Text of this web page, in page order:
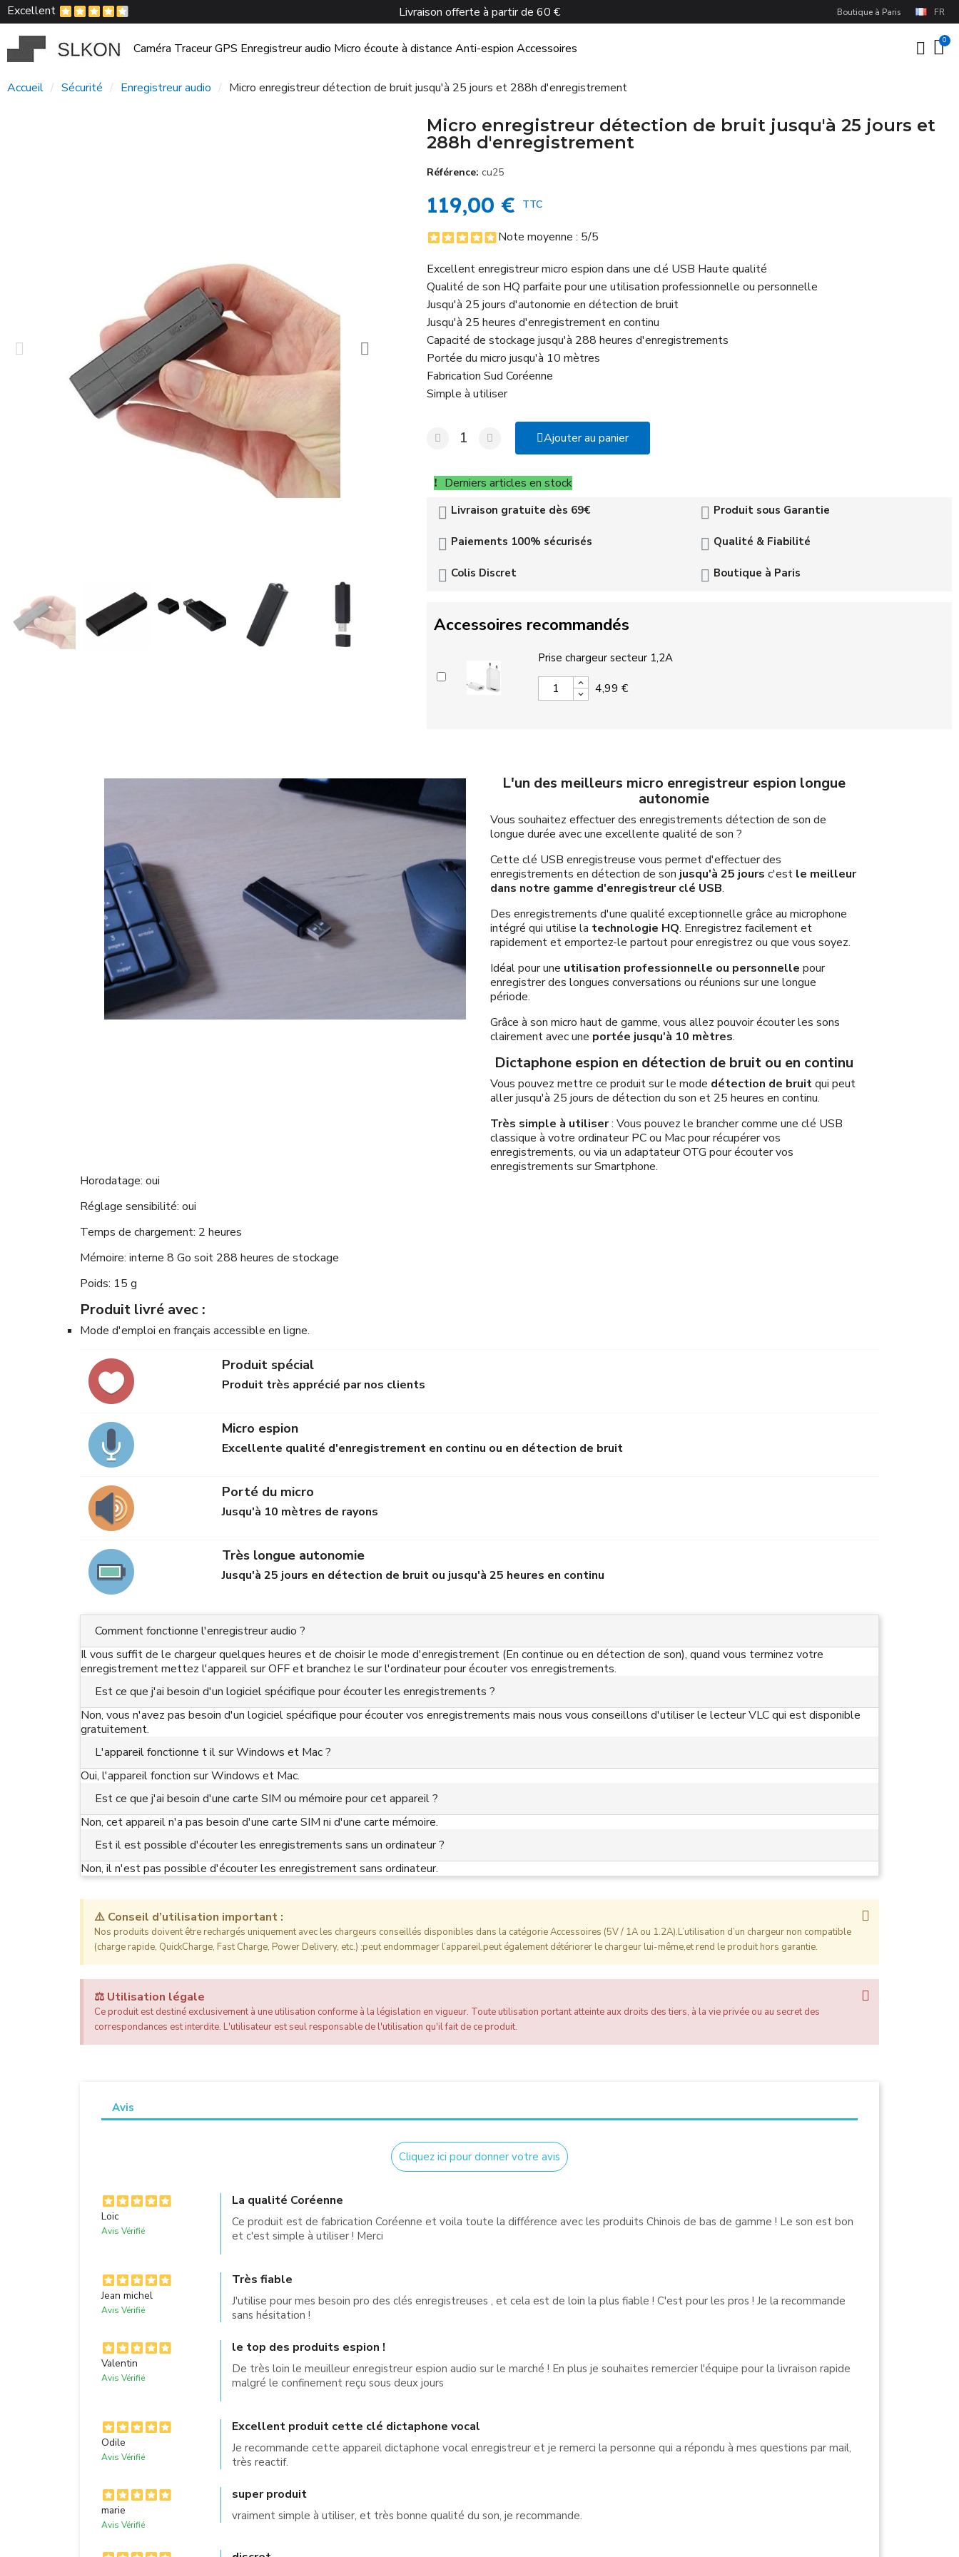
Excellent Livraison offerte à partir de 60 € Boutique à Paris FR
Caméra Traceur GPS Enregistreur audio Micro écoute à distance Anti-espion Accessoires
Accueil Sécurité Enregistreur audio Micro enregistreur détection de bruit jusqu'à 25 jours et 288h d'enregistrement
Micro enregistreur détection de bruit jusqu'à 25 jours et
288h d'enregistrement
Référence cu25
119,00 € TTC
Note moyenne : 5/5
Excellent enregistreur micro espion dans une clé USB Haute qualité
Qualité de son HQ parfaite pour une utilisation professionnelle ou personnelle
Jusqu'à 25 jours d'autonomie en détection de bruit
Jusqu'à 25 heures d'enregistrement en continu
Capacité de stockage jusqu'à 288 heures d'enregistrements
Portée du micro jusqu'à 10 mètres
Fabrication Sud Coréenne
Simple à utiliser
Ajouter au panier
Derniers articles en stock
Livraison gratuite dès 69€ Produit sous Garantie
Paiements 100% sécurisés Qualité & Fiabilité
Colis Discret Boutique à Paris
Accessoires recommandés
Prise chargeur secteur 1,2A
4,99 €
L'un des meilleurs micro enregistreur espion longue
autonomie
Vous souhaitez effectuer des enregistrements détection de son de
longue durée avec une excellente qualité de son ?
Cette clé USB enregistreuse vous permet d'effectuer des
enregistrements en détection de son jusqu'à 25 jours c'est le meilleur
dans notre gamme d'enregistreur clé USB.
Des enregistrements d'une qualité exceptionnelle grâce au microphone
intégré qui utilise la technologie HQ. Enregistrez facilement et
rapidement et emportez-le partout pour enregistrez ou que vous soyez.
Idéal pour une utilisation professionnelle ou personnelle pour
enregistrer des longues conversations ou réunions sur une longue
période.
Grâce à son micro haut de gamme, vous allez pouvoir écouter les sons
clairement avec une portée jusqu'à 10 mètres.
Dictaphone espion en détection de bruit ou en continu
Vous pouvez mettre ce produit sur le mode détection de bruitqui peut
aller jusqu'à 25 jours de détection du son et 25 heures en continu.
Très simple à utiliser: Vous pouvez le brancher comme une clé USB
classique à votre ordinateur PC ou Mac pour récupérer vos
enregistrements, ou via un adaptateur OTG pour écouter vos
enregistrements sur Smartphone.
Horodatage: oui
Réglage sensibilité: oui
Temps de chargement: 2 heures
Mémoire: interne 8 Go soit 288 heures de stockage
Poids: 15 g
Produit livré avec :
Mode d'emploi en français accessible en ligne.
Produit spécial
Produit très apprécié par nos clients
Micro espion
Excellente qualité d'enregistrement en continu ou en détection de bruit
Porté du micro
Jusqu'à 10 mètres de rayons
Très longue autonomie
Jusqu'à 25 jours en détection de bruit ou jusqu'à 25 heures en continu
Comment fonctionne l'enregistreur audio ?
Il vous suffit de le chargeur quelques heures et de choisir le mode d'enregistrement (En continue ou en détection de son), quand vous terminez votre
enregistrement mettez l'appareil sur OFF et branchez le sur l'ordinateur pour écouter vos enregistrements.
Est ce que j'ai besoin d'un logiciel spécifique pour écouter les enregistrements ?
Non, vous n'avez pas besoin d'un logiciel spécifique pour écouter vos enregistrements mais nous vous conseillons d'utiliser le lecteur VLC qui est disponible
gratuitement.
L'appareil fonctionne t il sur Windows et Mac ?
Oui, l'appareil fonction sur Windows et Mac.
Est ce que j'ai besoin d'une carte SIM ou mémoire pour cet appareil ?
Non, cet appareil n'a pas besoin d'une carte SIM ni d'une carte mémoire.
Est il est possible d'écouter les enregistrements sans un ordinateur ?
Non, il n'est pas possible d'écouter les enregistrement sans ordinateur.
⚠️ Conseil d’utilisation important :
Nos produits doivent être rechargés uniquement avec les chargeurs conseillés disponibles dans la catégorie Accessoires (5V / 1A ou 1.2A).L’utilisation d’un chargeur non compatible
(charge rapide, QuickCharge, Fast Charge, Power Delivery, etc.) :peut endommager l’appareil,peut également détériorer le chargeur lui-même,et rend le produit hors garantie.
⚖️ Utilisation légale
Ce produit est destiné exclusivement à une utilisation conforme à la législation en vigueur. Toute utilisation portant atteinte aux droits des tiers, à la vie privée ou au secret des
correspondances est interdite. L'utilisateur est seul responsable de l'utilisation qu'il fait de ce produit.
Avis
Cliquez ici pour donner votre avis
Loic
Avis Vérifié
La qualité Coréenne
Ce produit est de fabrication Coréenne et voila toute la différence avec les produits Chinois de bas de gamme ! Le son est bon
et c'est simple à utiliser ! Merci
Jean michel
Avis Vérifié
Très fiable
J'utilise pour mes besoin pro des clés enregistreuses , et cela est de loin la plus fiable ! C'est pour les pros ! Je la recommande
sans hésitation !
Valentin
Avis Vérifié
le top des produits espion !
De très loin le meuilleur enregistreur espion audio sur le marché ! En plus je souhaites remercier l'équipe pour la livraison rapide
malgré le confinement reçu sous deux jours
Odile
Avis Vérifié
Excellent produit cette clé dictaphone vocal
Je recommande cette appareil dictaphone vocal enregistreur et je remerci la personne qui a répondu à mes questions par mail,
très reactif.
marie
Avis Vérifié
super produit
vraiment simple à utiliser, et très bonne qualité du son, je recommande.